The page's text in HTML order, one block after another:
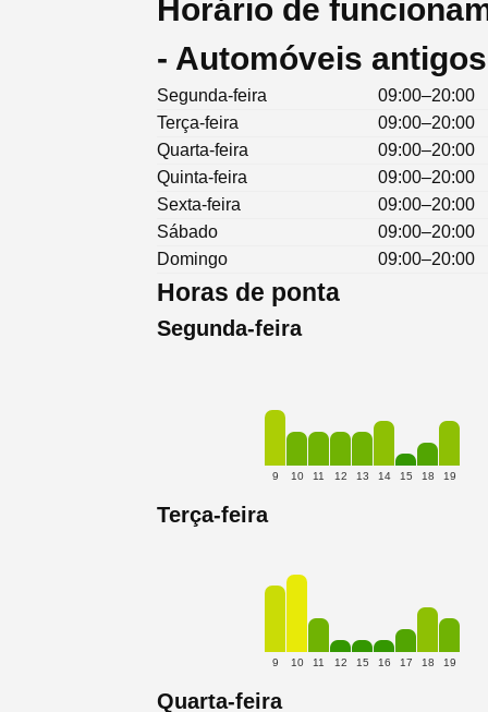
Horário de
- Automóveis
Segunda-feira
09:00–20:00
Terça-feira
09:00–20:00
Quarta-feira
09:00–20:00
Quinta-feira
09:00–20:00
Sexta-feira
09:00–20:00
Sábado
09:00–20:00
Domingo
09:00–20:00
Horas de ponta
Segunda-feira
9 10 11 12 13 14 15 18 19
Terça-feira
9 10 11 12 15 16 17 18 19
Quarta-feira